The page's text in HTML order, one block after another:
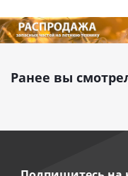
Ранее вы